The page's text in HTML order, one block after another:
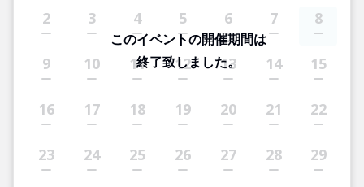
2 3 4 5 6 7 8
9 10 11 12 13 14 15
16 17 18 19 20 21 22
23 24 25 26 27 28 29
このイベントの開催期間は
終了致しました。